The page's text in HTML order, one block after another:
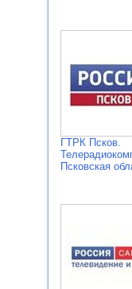
ГТРК Псков.
Псковская